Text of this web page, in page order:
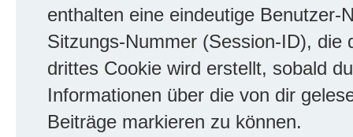
enthalten eine eindeutige
Sitzungs-Nummer (Session-ID), die
drittes Cookie wird erstellt, sobald
Informationen über die von dir
Beiträge markieren zu können.